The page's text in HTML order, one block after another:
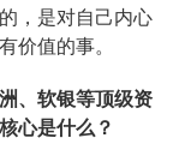
，是对自己内心
价值的事。
、软银等顶级资
心是什么？